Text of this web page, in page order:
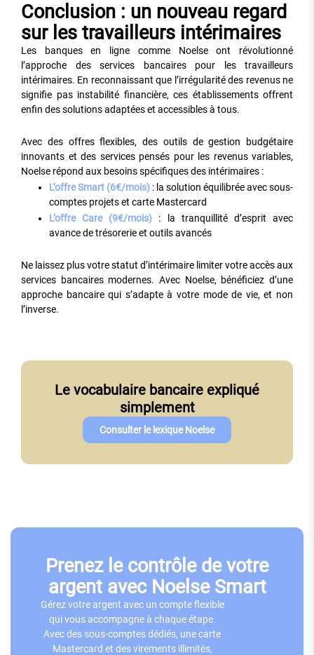
Conclusion : un nouveau regard
sur les travailleurs intérimaires
Les banques en ligne comme Noelse ont révolutionné
l’approche des services bancaires pour les travailleurs
intérimaires. En reconnaissant que l’irrégularité des revenus ne
signifie pas instabilité financière, ces établissements offrent
enfin des solutions adaptées et accessibles à tous.
Avec des offres flexibles, des outils de gestion budgétaire
innovants et des services pensés pour les revenus variables,
Noelse répond aux besoins spécifiques des intérimaires :
L’offre Smart (6€/mois) : la solution équilibrée avec sous-
comptes projets et carte Mastercard
L’offre Care (9€/mois) : la tranquillité d’esprit avec
avance de trésorerie et outils avancés
Ne laissez plus votre statut d’intérimaire limiter votre accès aux
services bancaires modernes. Avec Noelse, bénéficiez d’une
approche bancaire qui s’adapte à votre mode de vie, et non
l’inverse.
Le vocabulaire bancaire expliqué
simplement
Consulter le lexique Noelse
Prenez le contrôle de votre
argent avec Noelse Smart
Gérez votre argent avec un compte flexible
qui vous accompagne à chaque étape.
Avec des sous-comptes dédiés, une carte
Mastercard et des virements illimités,